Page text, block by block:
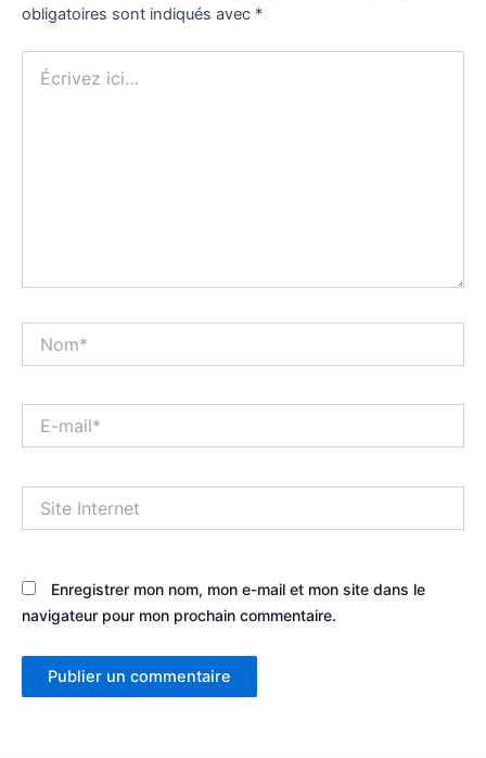
obligatoires sont indiqués avec *
ici…
mail*
Internet
Enregistrer mon nom, mon e-mail et mon site dans le
navigateur pour mon prochain commentaire.